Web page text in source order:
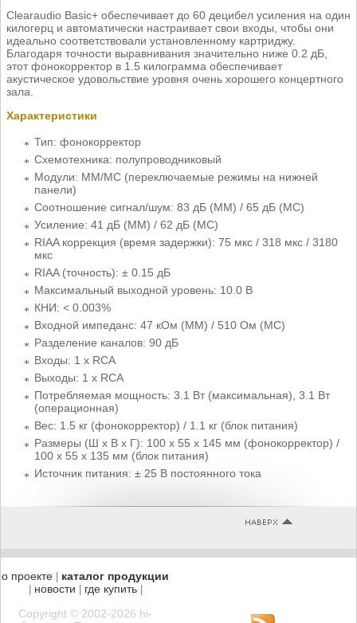
Clearaudio Basic+ обеспечивает до 60 децибел усиления на один
килогерц и автоматически настраивает свои входы, чтобы они
идеально соответствовали установленному картриджу.
Благодаря точности выравнивания значительно ниже 0.2 дБ,
этот фонокорректор в 1.5 килограмма обеспечивает
акустическое удовольствие уровня очень хорошего концертного
зала.
Характеристики
Тип: фонокорректор
Схемотехника: полупроводниковый
Модули: MM/МС (переключаемые режимы на нижней
панели)
Соотношение сигнал/шум: 83 дБ (MM) / 65 дБ (MC)
Усиление: 41 дБ (MM) / 62 дБ (MC)
RIAA коррекция (время задержки): 75 мкс / 318 мкс / 3180
мкс
RIAA (точность): ± 0.15 дБ
Максимальный выходной уровень: 10.0 В
КНИ: < 0.003%
Входной импеданс: 47 кОм (MM) / 510 Ом (MC)
Разделение каналов: 90 дБ
Входы: 1 x RCA
Выходы: 1 x RCA
Потребляемая мощность: 3.1 Вт (максимальная), 3.1 Вт
(операционная)
Вес: 1.5 кг (фонокорректор) / 1.1 кг (блок питания)
Размеры (Ш х В х Г): 100 x 55 х 145 мм (фонокорректор) /
100 x 55 х 135 мм (блок питания)
Источник питания: ± 25 В постоянного тока
о проекте каталог продукции
новости где купить|
Copyright © 2002-2026 hi-